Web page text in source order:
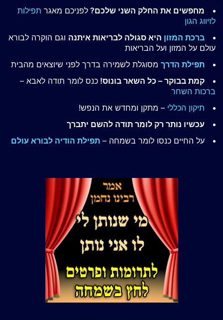
מחפשים את החלק השני שלכם? לפניכם מאגר תפילות
לזיווג הגון
ברכת המזון היא סגולה לבריאות איתנה וגם הוקרה לבורא
עולם על המזון ועל הבריאות
תפילת הדרך מסוגלת לשמירה בדרך לפני שיוצאים מהבית
קמת בבוקר – כל השאר בונוס! כנס לומר תודה לאבא –
ברכות השחר
תיקון הכללי – מתקן ומחדש את הנפש!
עכשיו נותר רק לומר תודה להשם יתברך
על החיים כנסו לומר בשמחה – תפילת הודיה לבורא עולם